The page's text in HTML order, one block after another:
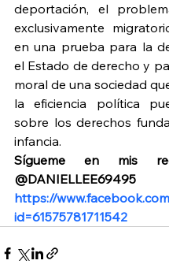
deportación, el
exclusivamente
en una prueba para la
el Estado de derecho y
moral de una sociedad
la eficiencia política
sobre los derechos
infancia.
Sígueme en mis
https://
id=61575781711542